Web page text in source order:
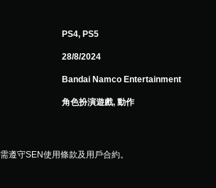
PS4, PS5
28/8/2024
Bandai Namco Entertainment
角色扮演遊戲, 動作
遵守SEN使用條款及用戶合約。